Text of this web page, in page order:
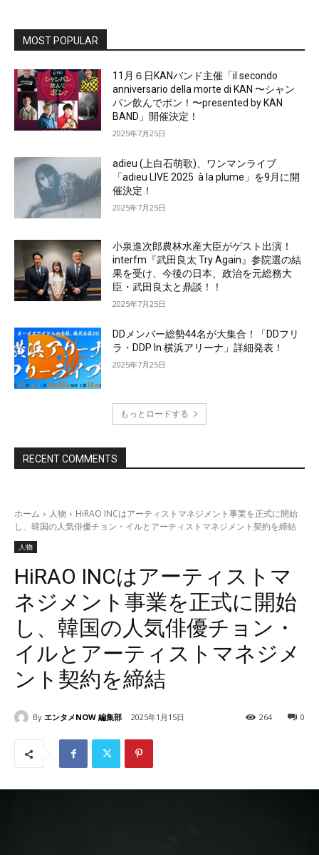
MOST POPULAR
11月６日KANバンド主催「il secondo
anniversario della morte di KAN 〜シャン
パン飲んでポン！〜presented by KAN
BAND」開催決定！
2025年7月25日
adieu (上白石萌歌)、ワンマンライブ
「adieu LIVE 2025 à la plume」を9月に開
催決定！
2025年7月25日
小泉進次郎農林水産大臣がゲスト出演！
interfm『武田良太 Try Again』参院選の結
果を受け、今後の日本、政治を元総務大
臣・武田良太と鼎談！！
2025年7月25日
DDメンバー総勢44名が大集合！「DDフリ
ラ・DDP In 横浜アリーナ」詳細発表！
2025年7月25日
もっとロードする
RECENT COMMENTS